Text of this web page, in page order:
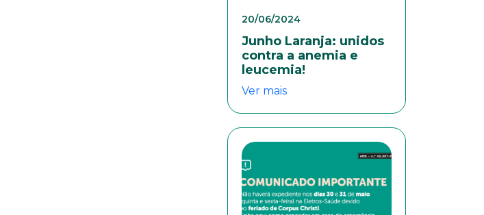
20/06/2024
Junho Laranja: unidos
contra a anemia e
leucemia!
Ver mais